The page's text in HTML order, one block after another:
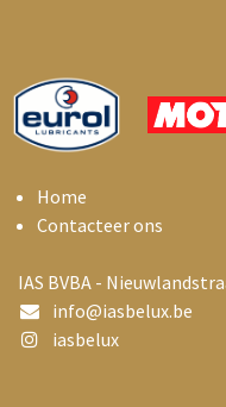
Home
Contacteer ons
IAS BVBA -
info@iasbelux.be
iasbelux